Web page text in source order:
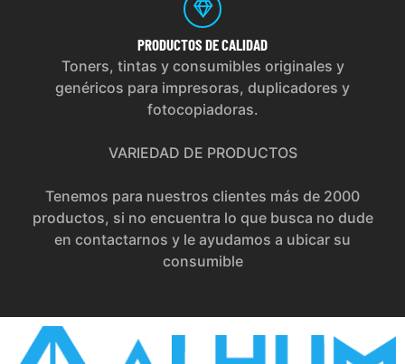
PRODUCTOS DE CALIDAD
Toners, tintas y consumibles originales y
genéricos para impresoras, duplicadores y
fotocopiadoras.
VARIEDAD DE PRODUCTOS
Tenemos para nuestros clientes más de 2000
productos, si no encuentra lo que busca no dude
en contactarnos y le ayudamos a ubicar su
consumible